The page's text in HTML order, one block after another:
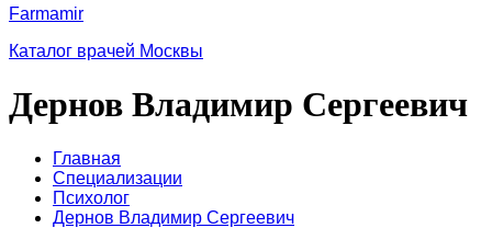
Farmamir
Каталог врачей Москвы
Дернов Владимир Сергеевич
Главная
Специализации
Психолог
Дернов Владимир Сергеевич